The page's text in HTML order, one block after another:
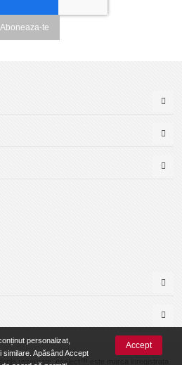
Aboneaza-te
rezervate. eselect™ este marca inregistrata
personalizat,
similare. Apăsând Accept
Accept